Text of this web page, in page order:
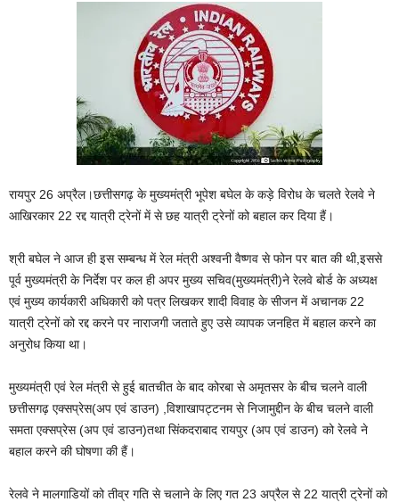
रायपुर 26 अप्रैल।छत्तीसगढ़ के मुख्यमंत्री भूपेश बघेल के कड़े विरोध के चलते रेलवे ने
आखिरकार 22 रद्द यात्री ट्रेनों में से छह यात्री ट्रेनों को बहाल कर दिया हैं।
श्री बघेल ने आज ही इस सम्बन्ध में रेल मंत्री अश्वनी वैष्णव से फोन पर बात की थी,इससे
पूर्व मुख्यमंत्री के निर्देश पर कल ही अपर मुख्य सचिव(मुख्यमंत्री)ने रेलवे बोर्ड के अध्यक्ष
एवं मुख्य कार्यकारी अधिकारी को पत्र लिखकर शादी विवाह के सीजन में अचानक 22
यात्री ट्रेनों को रद्द करने पर नाराजगी जताते हुए उसे व्यापक जनहित में बहाल करने का
अनुरोध किया था।
मुख्यमंत्री एवं रेल मंत्री से हुई बातचीत के बाद कोरबा से अमृतसर के बीच चलने वाली
छत्तीसगढ़ एक्सप्रेस(अप एवं डाउन) ,विशाखापट्टनम से निजामुद्दीन के बीच चलने वाली
समता एक्सप्रेस (अप एवं डाउन)तथा सिंकदराबाद रायपुर (अप एवं डाउन) को रेलवे ने
बहाल करने की घोषणा की हैं।
रेलवे ने मालगाडियों को तीव्र गति से चलाने के लिए गत 23 अप्रैल से 22 यात्री ट्रेनों को